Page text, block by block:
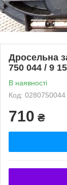
Дросельна
750 044 / 9
В наявності
Код: 0280750044
710 ₴